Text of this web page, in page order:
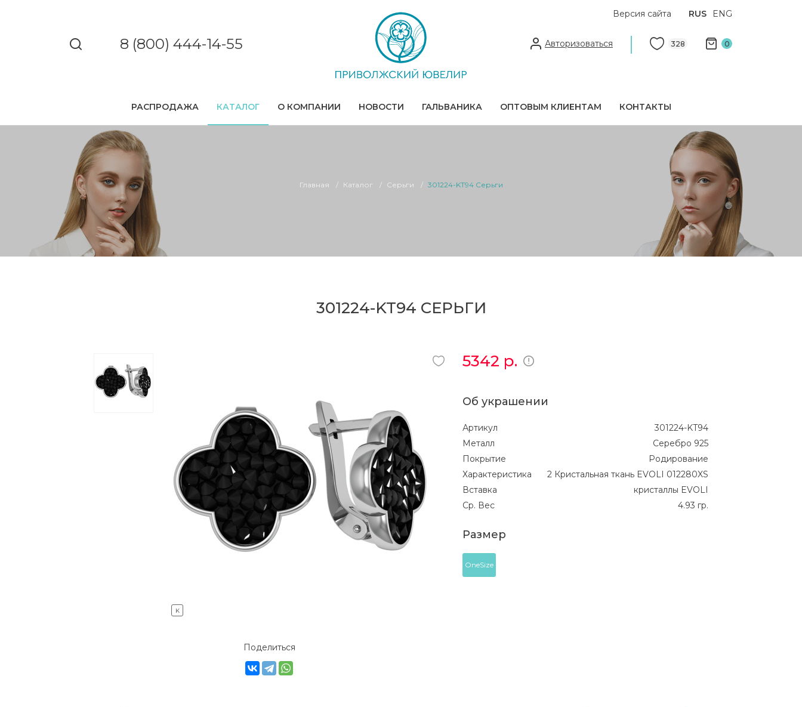
8 (800) 444-14-55
Версия сайта RUS ENG
Авторизоваться 328 0
РАСПРОДАЖА КАТАЛОГ О КОМПАНИИ НОВОСТИ ГАЛЬВАНИКА ОПТОВЫМ КЛИЕНТАМ КОНТАКТЫ
Главная Каталог Серьги 301224-KT94 Серьги
301224-KT94 СЕРЬГИ
K
Поделиться
5342 р.
Об украшении
Артикул
301224-KT94
Металл
Серебро 925
Покрытие
Родирование
Характеристика
2 Кристальная ткань EVOLI 012280XS
Вставка
кристаллы EVOLI
Ср. Вес
4.93 гр.
Размер
OneSize